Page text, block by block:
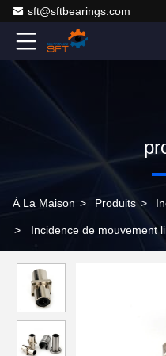
sft@sftbearings.com
À La Maison > Produits >
> Incidence de mouvement